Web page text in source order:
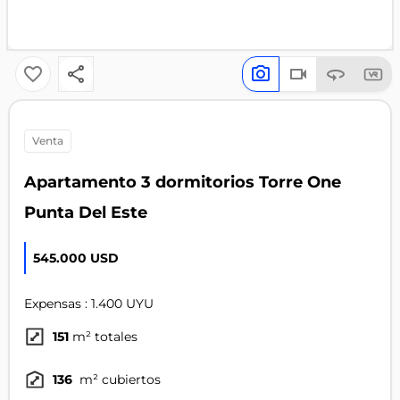
venta
Apartamento 3 dormitorios Torre One
Punta Del Este
545.000 USD
Expensas : 1.400 UYU
151 m² totales
136 m² cubiertos